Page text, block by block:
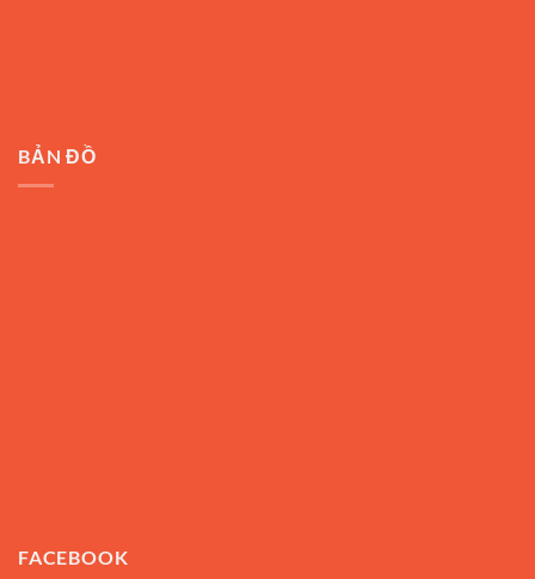
BẢN ĐỒ
FACEBOOK